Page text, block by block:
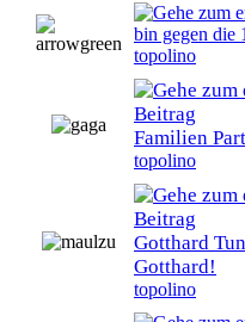
bin gegen die
topolino
0 Bewertung(en) -
Familien
topolino
0 Bewertung(en) - 0
Gotthard
Gotthard!
topolino
0 Bewertung(en) - 0